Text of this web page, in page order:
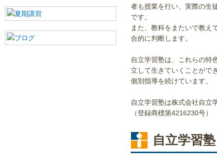
者も授業を行い、実際の生
です。
また、教科をまたいで教え
合的に判断します。
自立学習塾は、これらの特
立して生きていくことがで
個別指導を続けています。
自立学習塾は株式会社自立
（登録商標第4216230号）
自立学習